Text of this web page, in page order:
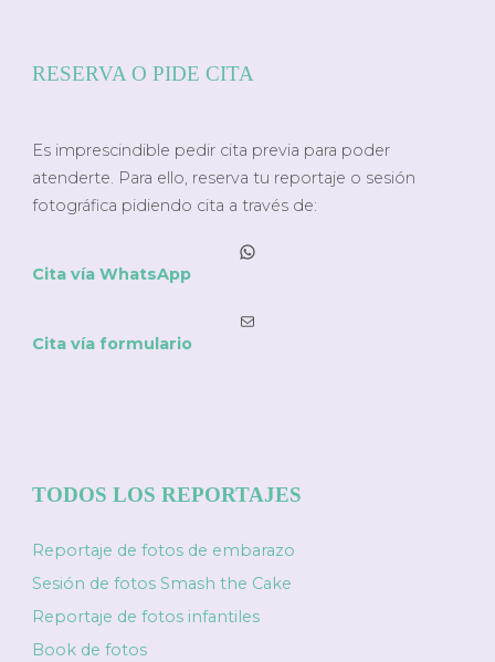
RESERVA O PIDE CITA
Es imprescindible pedir cita previa para poder
atenderte. Para ello, reserva tu reportaje o sesión
fotográfica pidiendo cita a través de:
WhatsApp
Cita vía WhatsApp
Correo electrónico
Cita vía formulario
TODOS LOS REPORTAJES
Reportaje de fotos de embarazo
Sesión de fotos Smash the Cake
Reportaje de fotos infantiles
Book de fotos